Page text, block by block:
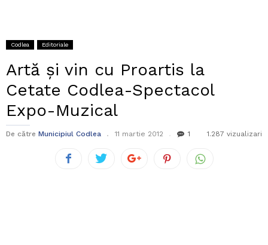
Codlea Editoriale
Artă şi vin cu Proartis la
Cetate Codlea-Spectacol
Expo-Muzical
De către Municipiul Codlea 11 martie 2012 1 1.287 vizualizari